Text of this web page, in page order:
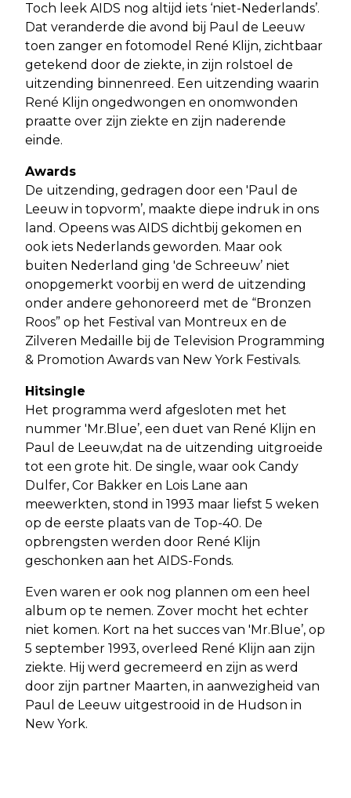
Toch leek AIDS nog altijd iets ‘niet-Nederlands’.
Dat veranderde die avond bij Paul de Leeuw
toen zanger en fotomodel René Klijn, zichtbaar
getekend door de ziekte, in zijn rolstoel de
uitzending binnenreed. Een uitzending waarin
René Klijn ongedwongen en onomwonden
praatte over zijn ziekte en zijn naderende
einde.
Awards
De uitzending, gedragen door een 'Paul de
Leeuw in topvorm’, maakte diepe indruk in ons
land. Opeens was AIDS dichtbij gekomen en
ook iets Nederlands geworden. Maar ook
buiten Nederland ging 'de Schreeuw’ niet
onopgemerkt voorbij en werd de uitzending
onder andere gehonoreerd met de “Bronzen
Roos” op het Festival van Montreux en de
Zilveren Medaille bij de Television Programming
& Promotion Awards van New York Festivals.
Hitsingle
Het programma werd afgesloten met het
nummer 'Mr.Blue’, een duet van René Klijn en
Paul de Leeuw,dat na de uitzending uitgroeide
tot een grote hit. De single, waar ook Candy
Dulfer, Cor Bakker en Lois Lane aan
meewerkten, stond in 1993 maar liefst 5 weken
op de eerste plaats van de Top-40. De
opbrengsten werden door René Klijn
geschonken aan het AIDS-Fonds.
Even waren er ook nog plannen om een heel
album op te nemen. Zover mocht het echter
niet komen. Kort na het succes van 'Mr.Blue’, op
5 september 1993, overleed René Klijn aan zijn
ziekte. Hij werd gecremeerd en zijn as werd
door zijn partner Maarten, in aanwezigheid van
Paul de Leeuw uitgestrooid in de Hudson in
New York.